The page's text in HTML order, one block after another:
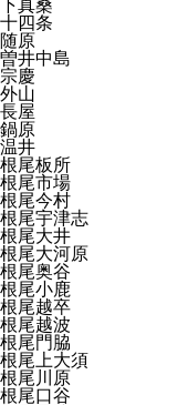
下真桑
十四条
随原
曽井中島
宗慶
外山
長屋
鍋原
温井
根尾板所
根尾市場
根尾今村
根尾宇津志
根尾大井
根尾大河原
根尾奥谷
根尾小鹿
根尾越卒
根尾越波
根尾門脇
根尾上大須
根尾川原
根尾口谷